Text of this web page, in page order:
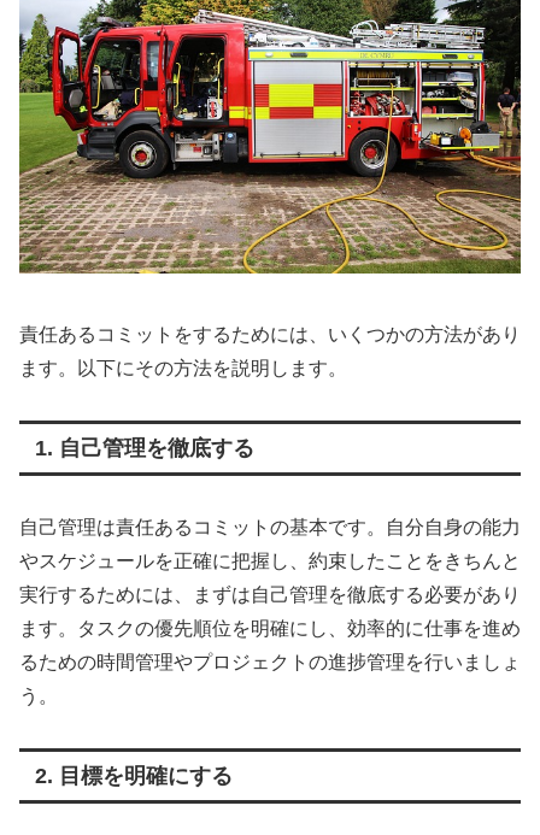
責任あるコミットをするためには、いくつかの方法があり
ます。以下にその方法を説明します。
1. 自己管理を徹底する
自己管理は責任あるコミットの基本です。自分自身の能力
やスケジュールを正確に把握し、約束したことをきちんと
実行するためには、まずは自己管理を徹底する必要があり
ます。タスクの優先順位を明確にし、効率的に仕事を進め
るための時間管理やプロジェクトの進捗管理を行いましょ
う。
2. 目標を明確にする